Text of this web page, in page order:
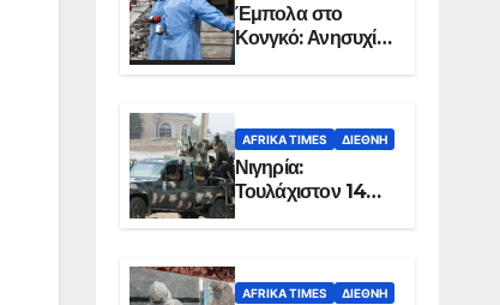
Έμπολα στο
Κονγκό: Ανησυχία
για τη μεγάλη
AFRIKA TIMES ΔΙΕΘΝΉ
Νιγηρία:
Τουλάχιστον 14
νεκροί από
στην Οτούκπο
AFRIKA TIMES ΔΙΕΘΝΉ